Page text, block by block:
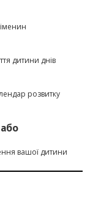
дитини днів
розвитку
вашої дитини